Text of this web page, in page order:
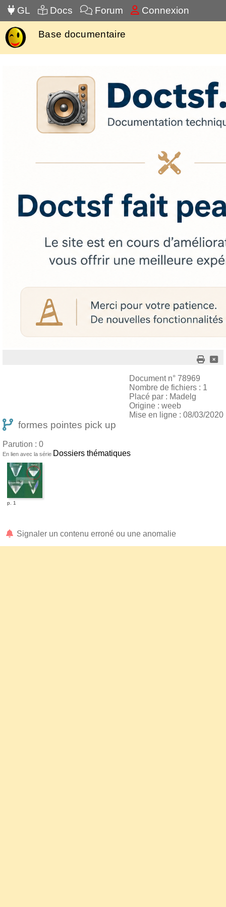
GL Docs Forum Connexion
Base documentaire
Document n° 78969
Nombre de fichiers : 1
Placé par : Madelg
Origine : weeb
Mise en ligne : 08/03/2020
formes pointes pick up
Parution : 0
En lien avec la série Dossiers thématiques
p. 1
Signaler un contenu erroné ou une anomalie